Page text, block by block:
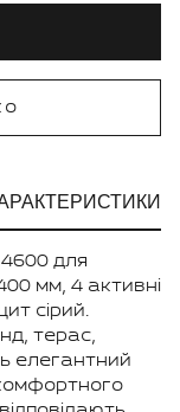
для
мм, 4 активні
сірий.
терас,
елегантний